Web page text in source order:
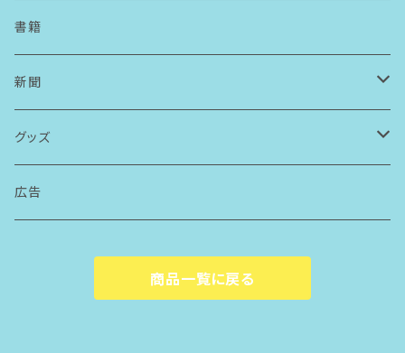
書籍
新聞
アーカイブ請求
グッズ
ボールペン
広告
商品一覧に戻る